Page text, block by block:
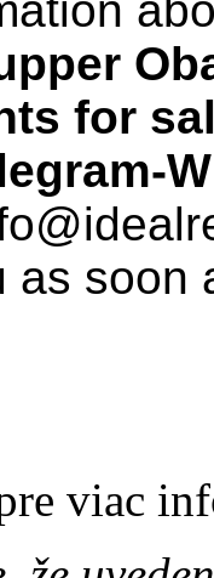
for
as soon
viac